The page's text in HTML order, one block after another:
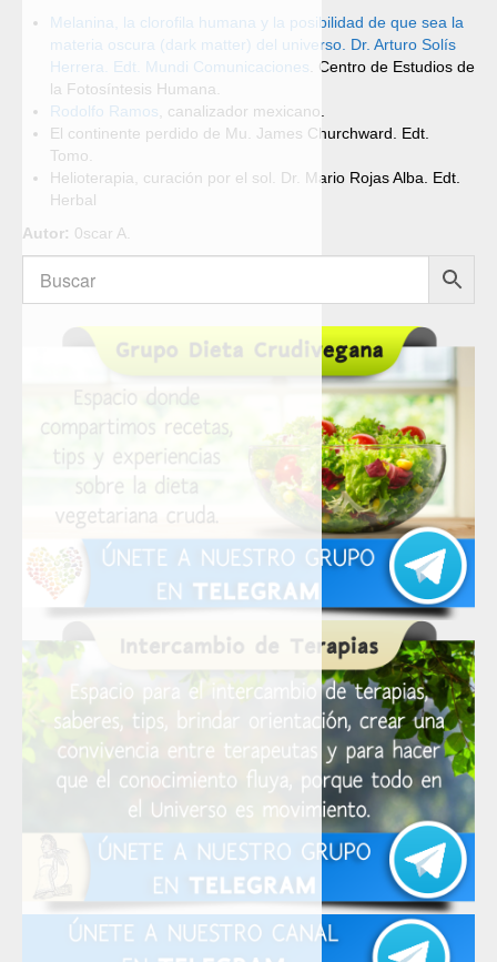
Melanina, la clorofila humana y la posibilidad de que sea la
materia oscura (dark matter) del universo. Dr. Arturo Solís
Herrera. Edt. Mundi Comunicaciones. Centro de Estudios de
la Fotosíntesis Humana.
Rodolfo Ramos , canalizador mexicano.
El continente perdido de Mu. James Churchward. Edt.
Tomo.
Helioterapia, curación por el sol. Dr. Mario Rojas Alba. Edt.
Herbal
Autor: 0scar A.